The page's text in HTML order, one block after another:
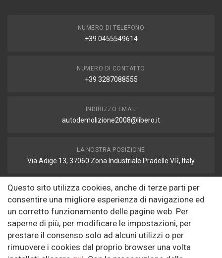
NUMERO DI TELEFONO
+39 0455549614
NUMERO DI CONTATTO
+39 3287088555
INDIRIZZO EMAIL
autodemolizione2008@libero.it
LA NOSTRA POSIZIONE
Via Adige 13, 37060 Zona Industriale Pradelle VR, Italy
FAX
autodemolizione2008@libero.it
Informazioni
Questo sito utilizza cookies, anche di terze parti per
consentire una migliore esperienza di navigazione ed
un corretto funzionamento delle pagine web. Per
saperne di più, per modificare le impostazioni, per
prestare il consenso solo ad alcuni utilizzi o per
rimuovere i cookies dal proprio browser una volta